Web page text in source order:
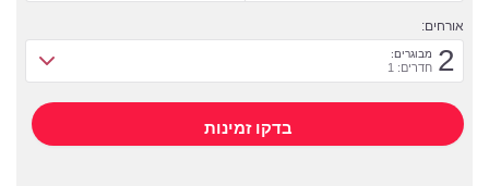
אורחים:
2 מבוגרים:
חדרים: 1